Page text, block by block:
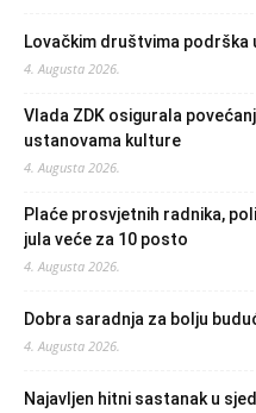
Lovačkim društvima podrška
4. Augusta 2026.
Vlada ZDK osigurala
ustanovama kulture
4. Augusta 2026.
Plaće prosvjetnih radnika,
jula veće za 10 posto
4. Augusta 2026.
Dobra saradnja za bolju
4. Augusta 2026.
Najavljen hitni sastanak u